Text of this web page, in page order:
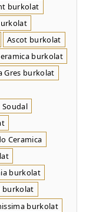
burkolat
Ascot burkolat
burkolat
Gres burkolat
Soudal
Ceramica
burkolat
burkolat
burkolat